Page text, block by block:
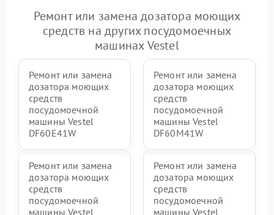
Ремонт или замена дозатора моющих
средств на других посудомоечных
машинах Vestel
Ремонт или замена
дозатора моющих
средств
посудомоечной
машины Vestel
DF60E41W
Ремонт или замена
дозатора моющих
средств
посудомоечной
машины Vestel
DF60M41W
Ремонт или замена
дозатора моющих
средств
посудомоечной
машины Vestel
Ремонт или замена
дозатора моющих
средств
посудомоечной
машины Vestel